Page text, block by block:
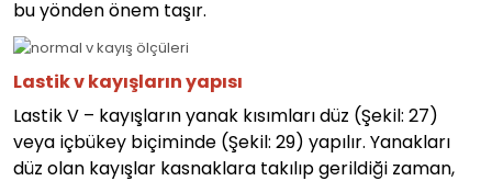
bu yönden önem taşır.
Lastik v kayışların yapısı
Lastik V – kayışların yanak kısımları düz (Şekil: 27)
veya içbükey biçiminde (Şekil: 29) yapılır. Yanakları
düz olan kayışlar kasnaklara takılıp gerildiği zaman,